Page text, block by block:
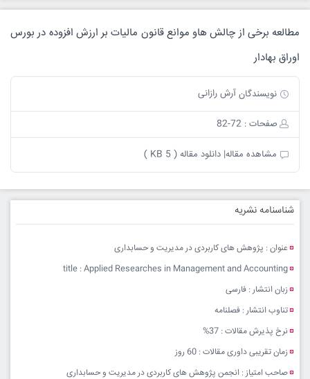
مطالعه برخی از چالش هاو موانع قانون مالیات بر ارزش افزوده در بورس
اوراق بهادار
نویسندگان آرش رازانی
صفحات : 72-82
مشاهده مقاله| دانلود مقاله ( 5 KB )
شناسنامه نشریه
عنوان : پژوهش های کاربردی در مدیریت و حسابداری
زبان انتشار : فارسی
تناوب انتشار : فصلنامه
نرخ پذیرش مقالات : 37%
زمان تقریبی داوری مقالات : 60 روز
صاحب امتیاز : انجمن پژوهش های کاربردی در مدیریت و حسابداری